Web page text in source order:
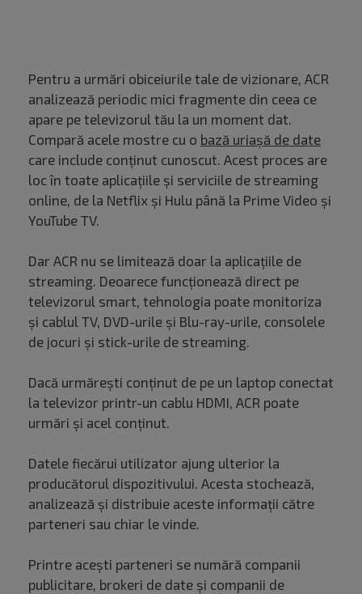
Pentru a urmări obiceiurile tale de vizionare, ACR
analizează periodic mici fragmente din ceea ce
apare pe televizorul tău la un moment dat.
Compară acele mostre cu o bază uriașă de date
care include conținut cunoscut. Acest proces are
loc în toate aplicațiile și serviciile de streaming
online, de la Netflix și Hulu până la Prime Video și
YouTube TV.
Dar ACR nu se limitează doar la aplicațiile de
streaming. Deoarece funcționează direct pe
televizorul smart, tehnologia poate monitoriza
și cablul TV, DVD-urile și Blu-ray-urile, consolele
de jocuri și stick-urile de streaming.
Dacă urmărești conținut de pe un laptop conectat
la televizor printr-un cablu HDMI, ACR poate
urmări și acel conținut.
Datele fiecărui utilizator ajung ulterior la
producătorul dispozitivului. Acesta stochează,
analizează și distribuie aceste informații către
parteneri sau chiar le vinde.
Printre acești parteneri se numără companii
publicitare, brokeri de date și companii de